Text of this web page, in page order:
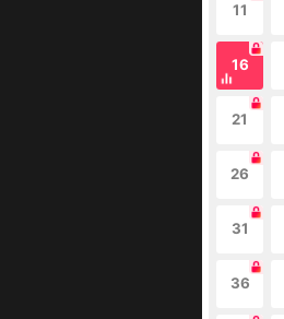
11
16
21
26
31
36